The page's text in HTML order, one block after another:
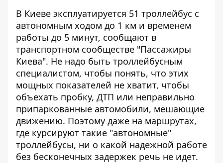
В Киеве эксплуатируется 51 троллейбус с
автономным ходом до 1 км и временем
работы до 5 минут, сообщают в
транспортном сообществе "Пассажиры
Киева". Не надо быть троллейбусным
специалистом, чтобы понять, что этих
мощных показателей не хватит, чтобы
объехать пробку, ДТП или неправильно
припаркованные автомобили, мешающие
движению. Поэтому даже на маршрутах,
где курсируют такие "автономные"
троллейбусы, ни о какой надежной работе
без бесконечных задержек речь не идет.